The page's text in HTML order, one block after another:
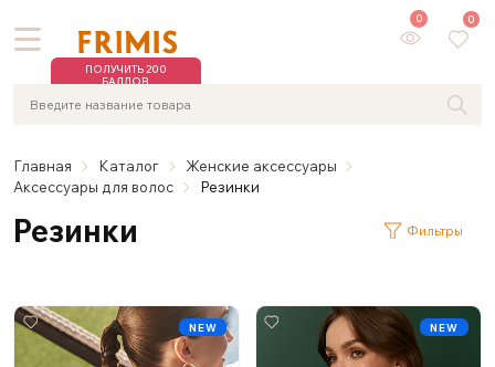
ПОЛУЧИТЬ 200
БАЛЛОВ
0 0
Главная Каталог
Женские аксессуары
Аксессуары для волос
Резинки
Резинки Фильтры
NEW NEW